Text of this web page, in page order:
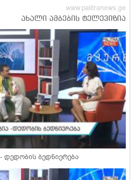
ბედნიერება